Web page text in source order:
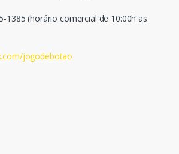
1385 (horário comercial de 10:00h as
jogodebotao